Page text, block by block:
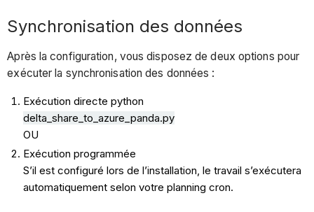
Synchronisation des données
Après la configuration, vous disposez de deux options pour
exécuter la synchronisation des données :
Exécution directe python
delta_share_to_azure_panda.py
OU
Exécution programmée
S’il est configuré lors de l’installation, le travail s’exécutera
automatiquement selon votre planning cron.